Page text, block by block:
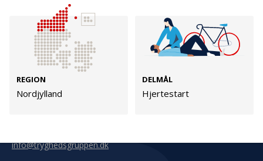
REGION
Nordjylland
DELMÅL
Hjertestart
Kontakt
TrygFonden
45 26 08 00
info@trygfonden.dk
info@tryghedsgruppen.dk
Adresse
Hummeltoftevej 49
Denmark
Vis vej hertil